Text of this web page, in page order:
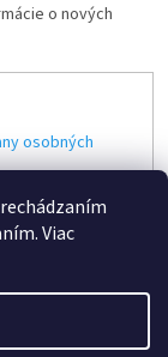
Viac
o nových
osobných